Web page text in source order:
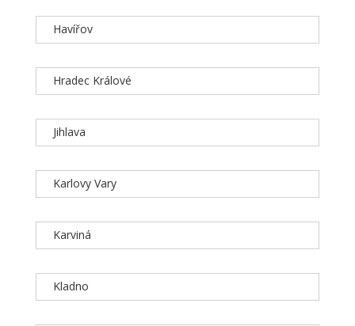
Havířov
Hradec Králové
Jihlava
Karlovy Vary
Karviná
Kladno